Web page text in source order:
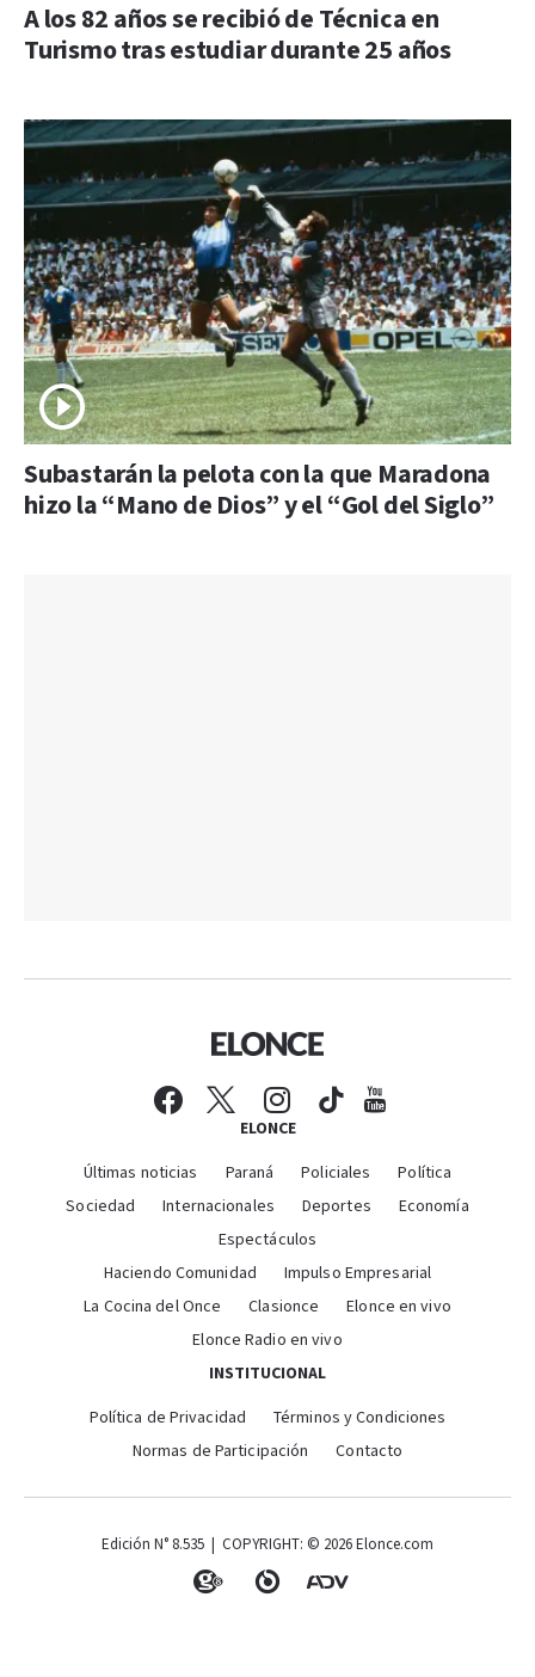
A los 82 años se recibió de Técnica en
Turismo tras estudiar durante 25 años
Subastarán la pelota con la que Maradona
hizo la “Mano de Dios” y el “Gol del Siglo”
ELONCE
Últimas noticias Paraná Policiales
Política
Sociedad
Internacionales Deportes
Economía
Espectáculos
Haciendo Comunidad
Impulso Empresarial
La Cocina del Once
Clasionce
Elonce en vivo
Elonce Radio en vivo
INSTITUCIONAL
Política de Privacidad
Términos y Condiciones
Normas de Participación
Contacto
Edición N° 8.535 | COPYRIGHT: © 2026 Elonce.com